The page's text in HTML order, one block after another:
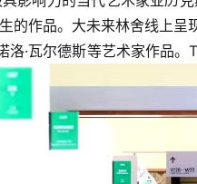
的作品。大未来林舍线上
洛·瓦尔德斯等艺术家作品